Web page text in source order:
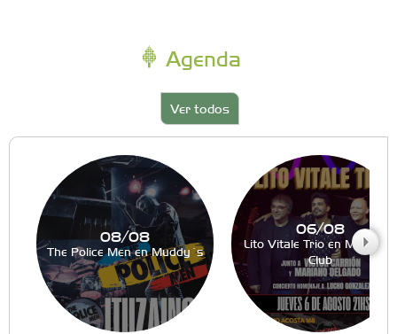
Agenda
Ver todos
08/08
The Police Men en Muddy´s
06/08
Lito Vitale Trio en Muddy´s
Club